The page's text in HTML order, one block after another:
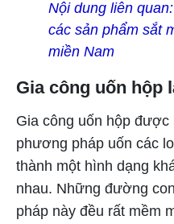
Nội dung liên quan:
các sản phẩm sắt
miền Nam
Gia công uốn hộp
Gia công uốn hộp
phương pháp uốn các
thành một hình dạng
nhau. Những đường
pháp này đều rất mềm